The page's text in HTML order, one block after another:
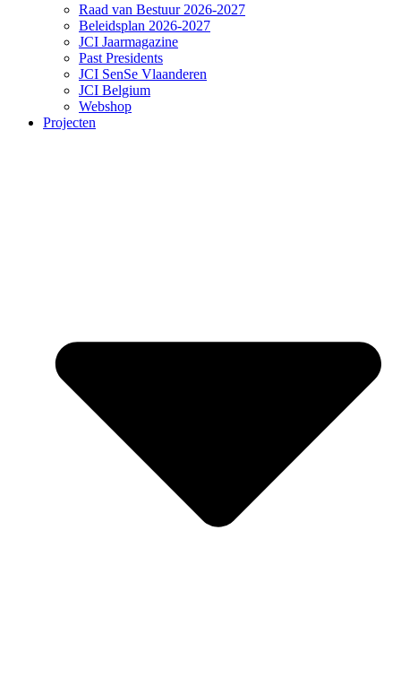
Raad van Bestuur 2026-2027
Beleidsplan 2026-2027
JCI Jaarmagazine
Past Presidents
JCI SenSe Vlaanderen
JCI Belgium
Webshop
Projecten